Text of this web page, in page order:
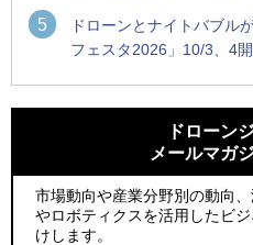
5
ドローンとナイトバブル
フェスタ2026」10/3、4
ーンが採択、国産機で量産
水面から離着水できる「
水上アクティビティを自動
飛んだドローン、飛ばなかっ
ン」とドローンショーによ
防衛装備庁「迎撃ドローン
ーンが採択、国産機で量産
水面から離着水できる「
ドローン
メールマガ
市場動向や産業分野別の動向
やロボティクスを活用したビ
けします。